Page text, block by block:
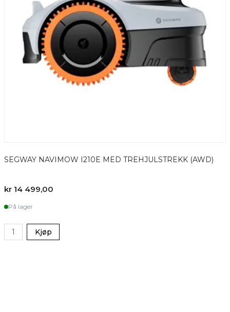
SEGWAY NAVIMOW I210E MED TREHJULSTREKK (AWD)
kr 14 499,00
På lager
Kjøp